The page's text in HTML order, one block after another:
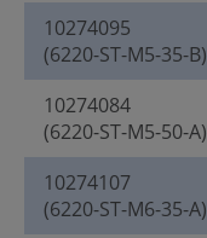
10274095
(6220-ST-M5-35-B)
10274084
(6220-ST-M5-50-A)
10274107
(6220-ST-M6-35-A)